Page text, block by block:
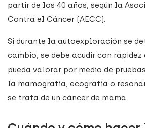
partir de los 40 años, según la
Contra el Cáncer (AECC).
Si durante la autoexploración se
cambio, se debe acudir con
pueda valorar por medio de
la mamografía, ecografía o
se trata de un cáncer de mama.